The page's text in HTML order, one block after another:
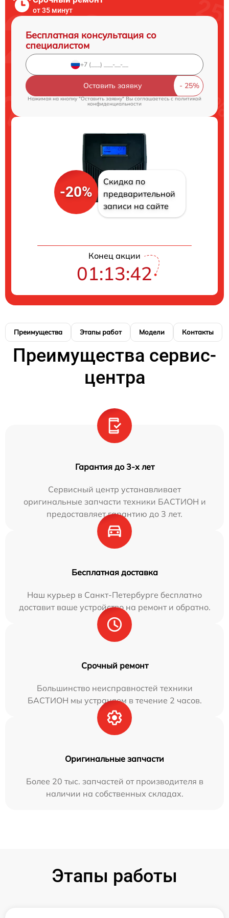
от 35 минут
Бесплатная консультация со
специалистом
Оставить заявку
Нажимая на кнопку "Оставить заявку" Вы соглашаетесь cполитикой
конфиденциальности
-20%
Скидка по
предварительной
записи на сайте
Конец акции
01:13:42
Преимущества Этапы работ Модели Контакты
Преимущества сервис-
центра
Гарантия до 3-х лет
Сервисный центр устанавливает
оригинальные запчасти техники БАСТИОН и
предоставляет гарантию до 3 лет.
Бесплатная доставка
Наш курьер в Санкт-Петербурге бесплатно
доставит ваше устройство на ремонт и обратно.
Срочный ремонт
Большинство неисправностей техники
БАСТИОН мы устраняем в течение 2 часов.
Оригинальные запчасти
Более 20 тыс. запчастей от производителя в
наличии на собственных складах.
Этапы работы